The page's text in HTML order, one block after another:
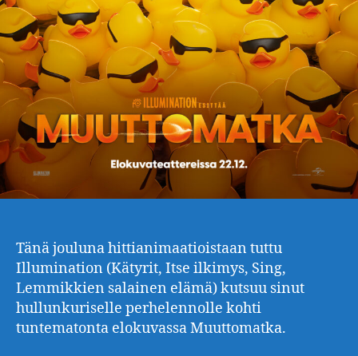
Tänä jouluna hittianimaatioistaan tuttu
Illumination (Kätyrit, Itse ilkimys, Sing,
Lemmikkien salainen elämä) kutsuu sinut
hullunkuriselle perhelennolle kohti
tuntematonta elokuvassa Muuttomatka.